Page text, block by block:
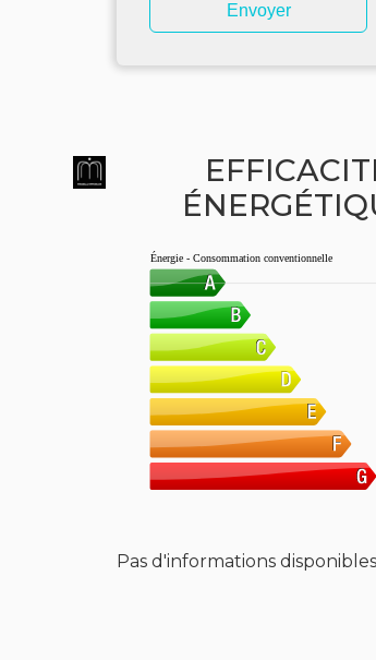
Envoyer
Énergie - Consommation conventionnelle
Pas d'informations disponibles